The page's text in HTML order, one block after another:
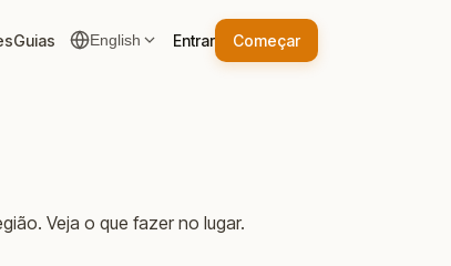
Guias English Entrar Começar
Veja o que fazer no lugar.